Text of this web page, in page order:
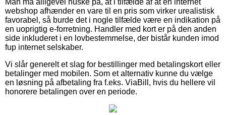
webshop afhænder en vare til en pris som virker urealistisk
favorabel, så burde det i nogle tilfælde være en indikation på
en uoprigtig e-forretning. Handler med kort er på den anden
side inkluderet i en lovbestemmelse, der bistår kunden imod
fup internet selskaber.
Vi slår generelt et slag for bestillinger med betalingskort eller
betalinger med mobilen. Som et alternativ kunne du vælge
en løsning på afbetaling fra f.eks. ViaBill, hvis du hellere vil
honorere betalingen over en periode.